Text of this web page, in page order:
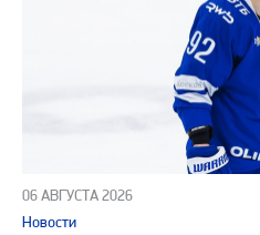
06 АВГУСТА 2026
Новости